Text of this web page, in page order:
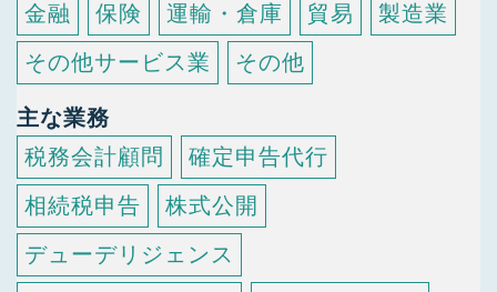
金融
保険 運輸・倉庫 貿易
製造業
その他サービス業
その他
主な業務
税務会計顧問
確定申告代行
相続税申告
株式公開
デューデリジェンス